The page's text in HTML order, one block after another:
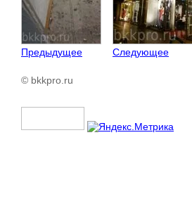
Предыдущее Следующее
© bkkpro.ru